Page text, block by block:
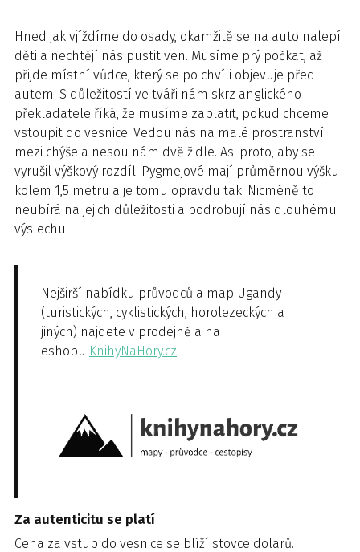
Hned jak vjíždíme do osady, okamžitě se na auto nalepí
děti a nechtějí nás pustit ven. Musíme prý počkat, až
přijde místní vůdce, který se po chvíli objevuje před
autem. S důležitostí ve tváři nám skrz anglického
překladatele říká, že musíme zaplatit, pokud chceme
vstoupit do vesnice. Vedou nás na malé prostranství
mezi chýše a nesou nám dvě židle. Asi proto, aby se
vyrušil výškový rozdíl. Pygmejové mají průměrnou výšku
kolem 1,5 metru a je tomu opravdu tak. Nicméně to
neubírá na jejich důležitosti a podrobují nás dlouhému
výslechu.
Nejširší nabídku průvodců a map Ugandy
(turistických, cyklistických, horolezeckých a
jiných) najdete v prodejně a na
eshopu KnihyNaHory.cz
Za autenticitu se platí
Cena za vstup do vesnice se blíží stovce dolarů.